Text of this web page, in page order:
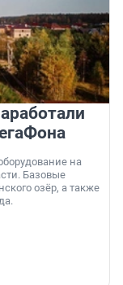
на
Базовые
озёр, а также